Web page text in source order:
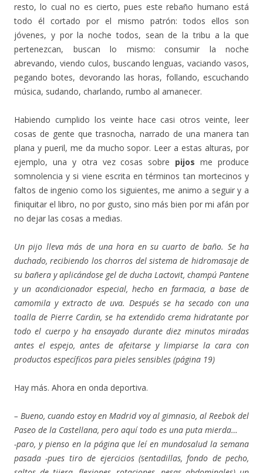
resto, lo cual no es cierto, pues este rebaño humano está
todo él cortado por el mismo patrón: todos ellos son
jóvenes, y por la noche todos, sean de la tribu a la que
pertenezcan, buscan lo mismo: consumir la noche
abrevando, viendo culos, buscando lenguas, vaciando vasos,
pegando botes, devorando las horas, follando, escuchando
música, sudando, charlando, rumbo al amanecer.
Habiendo cumplido los veinte hace casi otros veinte, leer
cosas de gente que trasnocha, narrado de una manera tan
plana y pueril, me da mucho sopor. Leer a estas alturas, por
ejemplo, una y otra vez cosas sobre pijos me produce
somnolencia y si viene escrita en términos tan mortecinos y
faltos de ingenio como los siguientes, me animo a seguir y a
finiquitar el libro, no por gusto, sino más bien por mi afán por
no dejar las cosas a medias.
Un pijo lleva más de una hora en su cuarto de baño. Se ha
duchado, recibiendo los chorros del sistema de hidromasaje de
su bañera y aplicándose gel de ducha Lactovit, champú Pantene
y un acondicionador especial, hecho en farmacia, a base de
camomila y extracto de uva. Después se ha secado con una
toalla de Pierre Cardin, se ha extendido crema hidratante por
todo el cuerpo y ha ensayado durante diez minutos miradas
antes el espejo, antes de afeitarse y limpiarse la cara con
productos específicos para pieles sensibles (página 19)
Hay más. Ahora en onda deportiva.
– Bueno, cuando estoy en Madrid voy al gimnasio, al Reebok del
Paseo de la Castellana, pero aquí todo es una puta mierda…
-paro, y pienso en la página que leí en mundosalud la semana
pasada -pues tiro de ejercicios (sentadillas, fondo de pecho,